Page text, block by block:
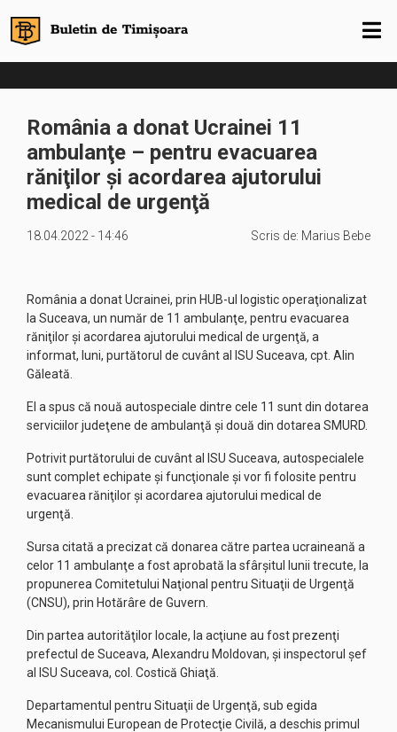
România a donat Ucrainei 11
ambulanţe – pentru evacuarea
răniţilor şi acordarea ajutorului
medical de urgenţă
18.04.2022 - 14:46 Scris de: Marius Bebe
România a donat Ucrainei, prin HUB-ul logistic operaţionalizat
la Suceava, un număr de 11 ambulanţe, pentru evacuarea
răniţilor şi acordarea ajutorului medical de urgenţă, a
informat, luni, purtătorul de cuvânt al ISU Suceava, cpt. Alin
Găleată.
El a spus că nouă autospeciale dintre cele 11 sunt din dotarea
serviciilor judeţene de ambulanţă şi două din dotarea SMURD.
Potrivit purtătorului de cuvânt al ISU Suceava, autospecialele
sunt complet echipate şi funcţionale şi vor fi folosite pentru
evacuarea răniţilor şi acordarea ajutorului medical de
urgenţă.
Sursa citată a precizat că donarea către partea ucraineană a
celor 11 ambulanţe a fost aprobată la sfârşitul lunii trecute, la
propunerea Comitetului Naţional pentru Situaţii de Urgenţă
(CNSU), prin Hotărâre de Guvern.
Din partea autorităţilor locale, la acţiune au fost prezenţi
prefectul de Suceava, Alexandru Moldovan, şi inspectorul şef
al ISU Suceava, col. Costică Ghiaţă.
Departamentul pentru Situaţii de Urgenţă, sub egida
Mecanismului European de Protecţie Civilă, a deschis primul